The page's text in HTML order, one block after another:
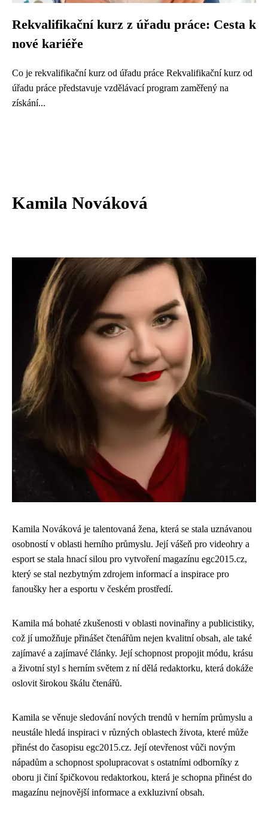
Rekvalifikační kurz z úřadu práce: Cesta k
nové kariéře
Co je rekvalifikační kurz od úřadu práce Rekvalifikační kurz od
úřadu práce představuje vzdělávací program zaměřený na
získání...
Kamila Nováková
Kamila Nováková je talentovaná žena, která se stala uznávanou
osobností v oblasti herního průmyslu. Její vášeň pro videohry a
esport se stala hnací silou pro vytvoření magazínu egc2015.cz,
který se stal nezbytným zdrojem informací a inspirace pro
fanoušky her a esportu v českém prostředí.
Kamila má bohaté zkušenosti v oblasti novinařiny a publicistiky,
což jí umožňuje přinášet čtenářům nejen kvalitní obsah, ale také
zajímavé a zajímavé články. Její schopnost propojit módu, krásu
a životní styl s herním světem z ní dělá redaktorku, která dokáže
oslovit širokou škálu čtenářů.
Kamila se věnuje sledování nových trendů v herním průmyslu a
neustále hledá inspiraci v různých oblastech života, které může
přinést do časopisu egc2015.cz. Její otevřenost vůči novým
nápadům a schopnost spolupracovat s ostatními odborníky z
oboru ji činí špičkovou redaktorkou, která je schopna přinést do
magazínu nejnovější informace a exkluzivní obsah.